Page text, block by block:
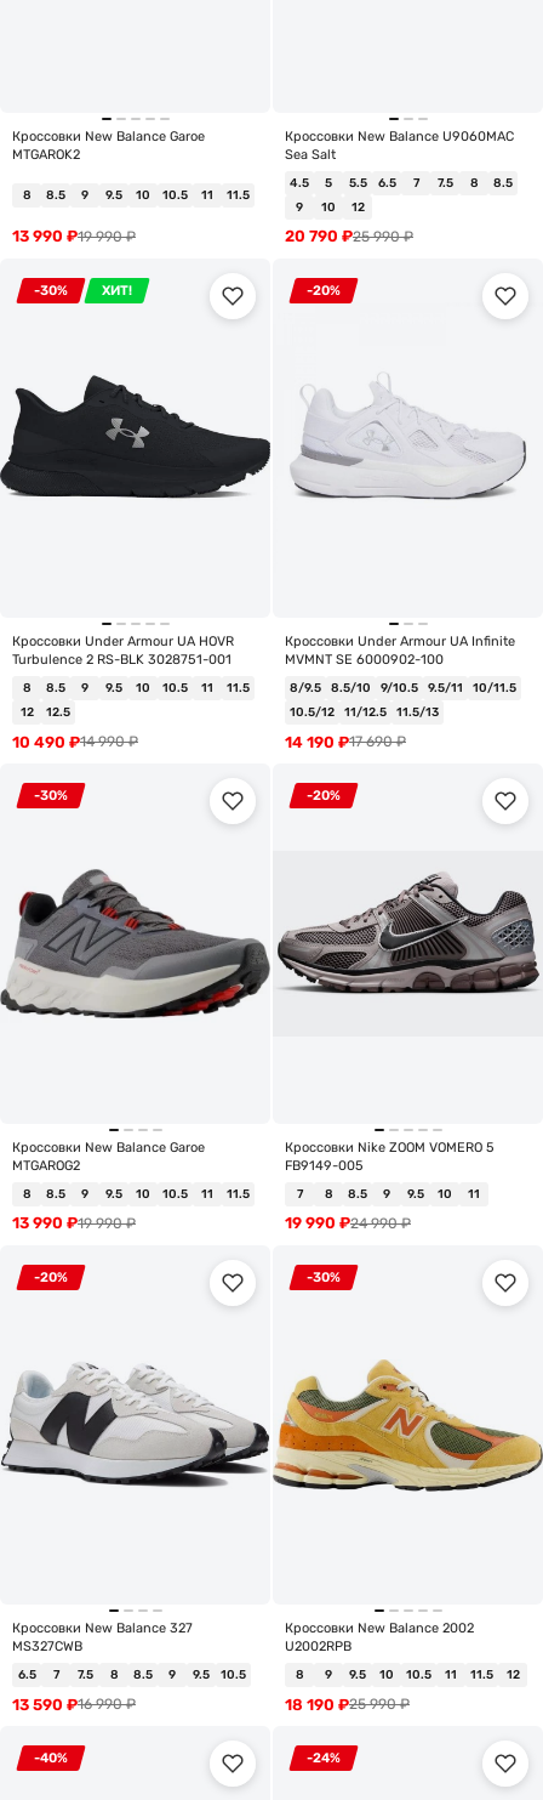
Кроссовки New Balance Garoe
MTGAROK2
8 8.5 9 9.5 10 10.5 11 11.5
19 990₽
13 990 ₽
Кроссовки New Balance U9060MAC
Sea Salt
4.5 5 5.5 6.5 7 7.5 8
8.5
9
10 12
25 990₽
20 790 ₽
-30% ХИТ!
Кроссовки Under Armour UA HOVR
Turbulence 2 RS-BLK 3028751-001
8 8.5 9 9.5 10 10.5 11
11.5
12
12.5
14 990₽
10 490 ₽
-20%
Кроссовки Under Armour UA Infinite
MVMNT SE 6000902-100
8/9.5 8.5/10 9/10.5 9.5/11
10/11.5
10.5/12
11/12.5 11.5/13
17 690₽
14 190 ₽
-30%
Кроссовки New Balance Garoe
MTGAROG2
8 8.5 9 9.5 10 10.5 11 11.5
19 990₽
13 990 ₽
-20%
Кроссовки Nike ZOOM VOMERO 5
FB9149-005
7 8 8.5 9 9.5 10 11
24 990₽
19 990 ₽
-20%
Кроссовки New Balance 327
MS327CWB
6.5 7 7.5 8 8.5 9 9.5 10.5
16 990₽
13 590 ₽
-30%
Кроссовки New Balance 2002
U2002RPB
8 9 9.5 10 10.5 11 11.5 12
25 990₽
18 190 ₽
-40% -24%